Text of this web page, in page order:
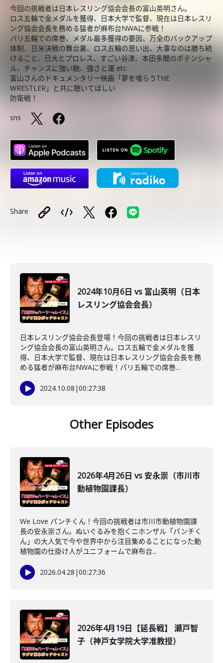
今回の挑戦者は日本レスリング協会会長の富山英明さん。
ロス五輪で金メダルを獲得、日本大学で監督、現在は日本レスリ
ング協会会長を務める猛者が麻布台NWAに参戦！
パリ五輪での席巻、メダル最多獲得の要因、万全のバックアップ
体制、日米決戦の舞台裏、ロス五輪の思い出、大事なのは勝ち続
けること、日大とプロレス、すごい谷津、本田多聞のポテンシャ
ル、チャンスに強い馳、強さと運 etc
富山さんのドキュメンタリー映画「夢を喰らうTHE
WRESTLER」と共に聴いてほしい
防衛戦！
sns
Share
2024年10月6日 vs 富山英明（日本
レスリング協会会長）
日本レスリング協会会長登場！今回の挑戦者は日本レスリ
ング協会会長の富山英明さん。ロス五輪で金メダルを獲
得、日本大学で監督、現在は日本レスリング協会会長を務
める猛者が麻布台NWAに参戦！パリ五輪での席巻...
2024.10.08 |00:27:38
Other Episodes
2026年4月26日 vs 安永崇（市川市
動植物園課長）
We Love パンチくん！今回の挑戦者は市川市動植物園課
長の安永崇さん。ぬいぐるみを抱くニホンザル「パンチく
ん」の大人気で今や世界中から注目集めることになった動
植物園の仕掛け人がユニフォームで麻布台...
2026.04.28 |00:27:36
2026年4月19日【延長戦】 瀬戸智
子（神戸女学院大学准教授）